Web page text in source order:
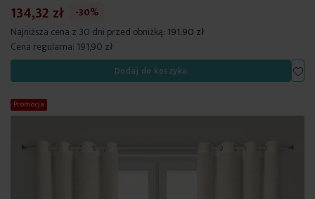
134,32 zł
-30%
Najniższa cena z 30 dni przed obniżką: 191,90 zł
Cena regularna: 191,90 zł
Dodaj do koszyka
Promocja